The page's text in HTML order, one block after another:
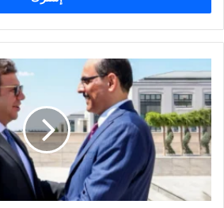
ب
ر
ك
ا
ل
إ
ل
ر